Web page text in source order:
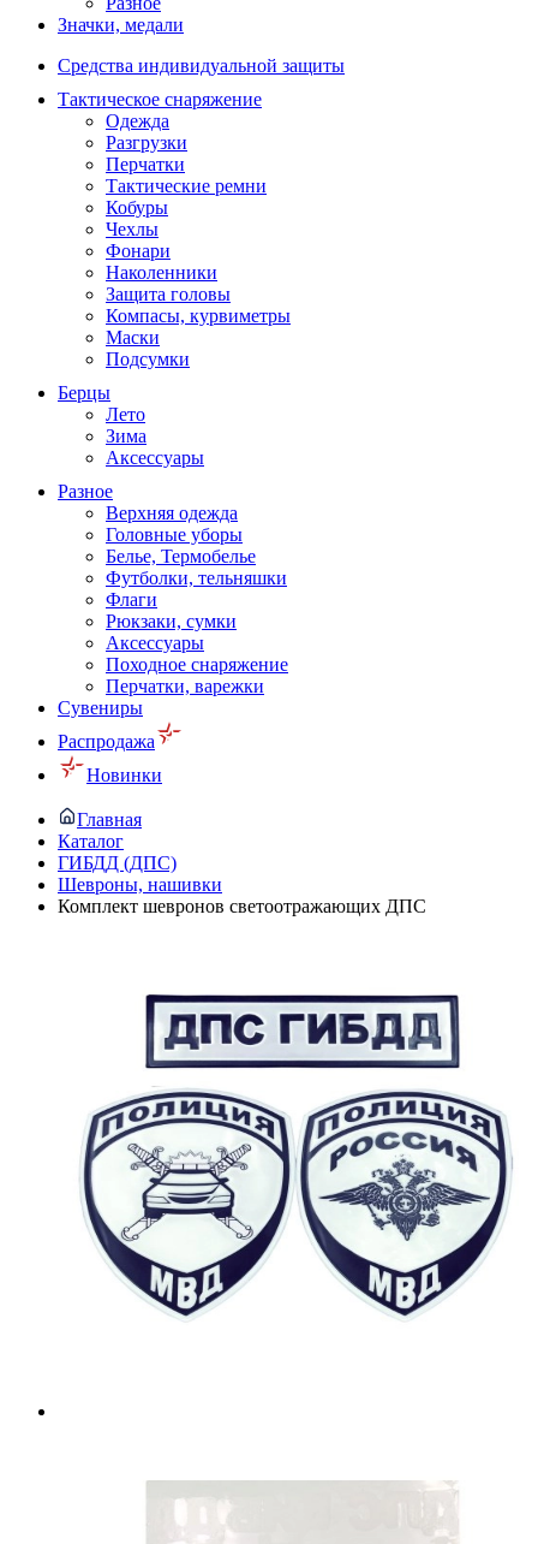
Значки, медали
Средства индивидуальной защиты
Тактическое снаряжение
Одежда
Разгрузки
Перчатки
Тактические ремни
Кобуры
Чехлы
Фонари
Наколенники
Защита головы
Компасы, курвиметры
Маски
Подсумки
Берцы
Лето
Зима
Аксессуары
Разное
Верхняя одежда
Головные уборы
Белье, Термобелье
Футболки, тельняшки
Флаги
Рюкзаки, сумки
Аксессуары
Походное снаряжение
Перчатки, варежки
Сувениры
Распродажа
Новинки
Главная
Каталог
ГИБДД (ДПС)
Шевроны, нашивки
Комплект шевронов светоотражающих ДПС